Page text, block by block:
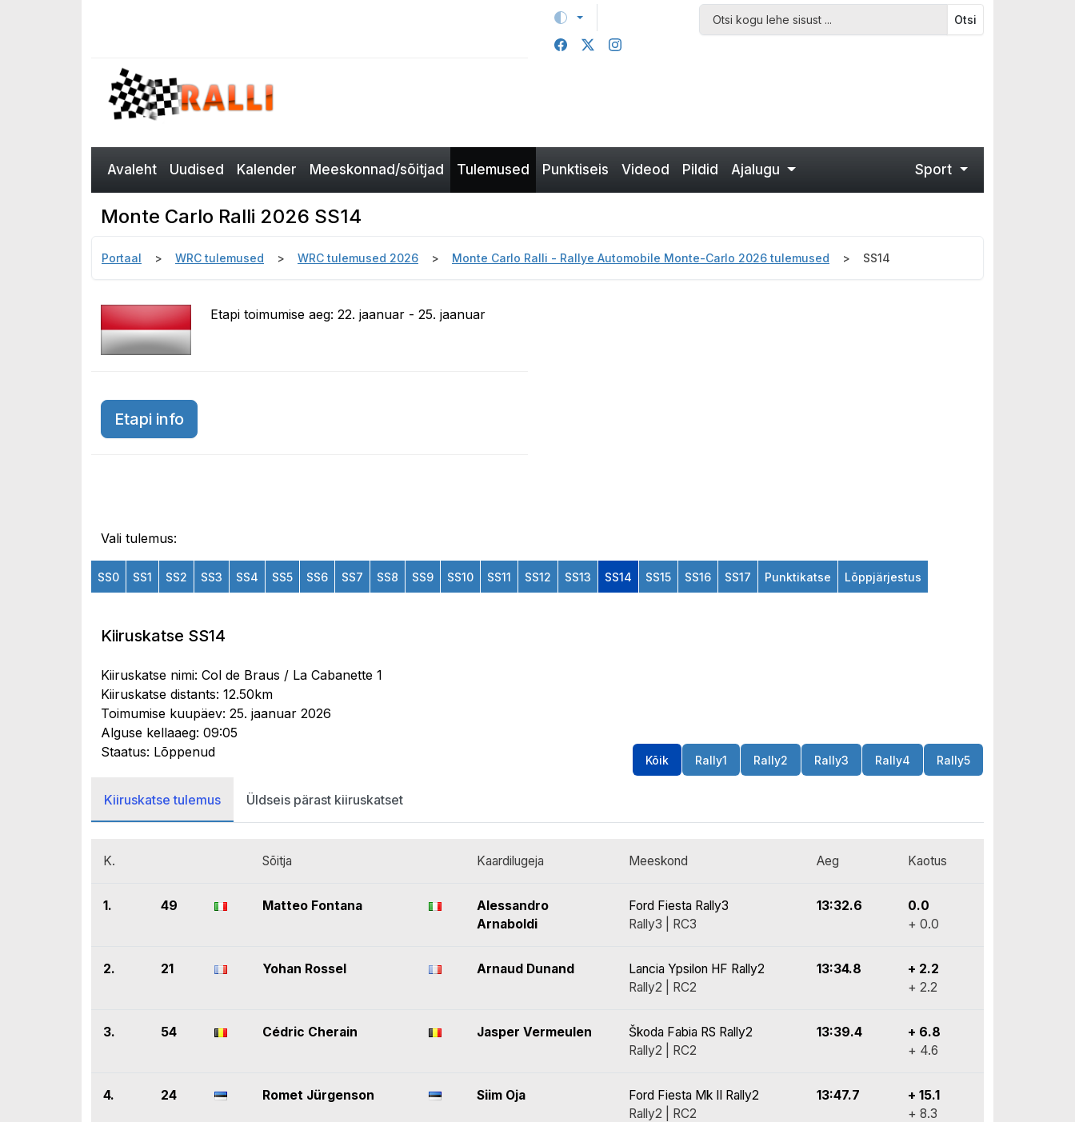
Otsi
Avaleht Uudised Kalender Meeskonnad/sõitjad Tulemused Punktiseis Videod Pildid Ajalugu Sport
Monte Carlo Ralli 2026 SS14
Portaal WRC tulemused WRC tulemused 2026 Monte Carlo Ralli - Rallye Automobile Monte-Carlo 2026 tulemused SS14
Etapi toimumise aeg: 22. jaanuar - 25. jaanuar
Etapi info
Vali tulemus:
SS0 SS1 SS2 SS3 SS4 SS5 SS6 SS7 SS8 SS9 SS10 SS11 SS12 SS13 SS14 SS15 SS16 SS17 Punktikatse Lõppjärjestus
Kiiruskatse SS14
Kiiruskatse nimi: Col de Braus / La Cabanette 1
Kiiruskatse distants: 12.50km
Toimumise kuupäev: 25. jaanuar 2026
Alguse kellaaeg: 09:05
Staatus: Lõppenud
Kõik Rally1 Rally2 Rally3 Rally4 Rally5
Kiiruskatse tulemus Üldseis pärast kiiruskatset
K. Sõitja Kaardilugeja Meeskond Aeg Kaotus
1. 49 Matteo Fontana
Alessandro
Arnaboldi
Ford Fiesta Rally3
Rally3 | RC3
13:32.6
0.0
+ 0.0
2. 21 Yohan Rossel Arnaud Dunand
Lancia Ypsilon HF Rally2
Rally2 | RC2
13:34.8
+ 2.2
+ 2.2
3. 54 Cédric Cherain Jasper Vermeulen
Škoda Fabia RS Rally2
Rally2 | RC2
13:39.4
+ 6.8
+ 4.6
4. 24 Romet Jürgenson Siim Oja
Ford Fiesta Mk II Rally2
Rally2 | RC2
13:47.7
+ 15.1
+ 8.3